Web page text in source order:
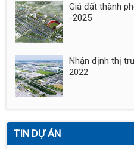
Giá đất thành
-2025
Nhận định thị
2022
TIN DỰ ÁN